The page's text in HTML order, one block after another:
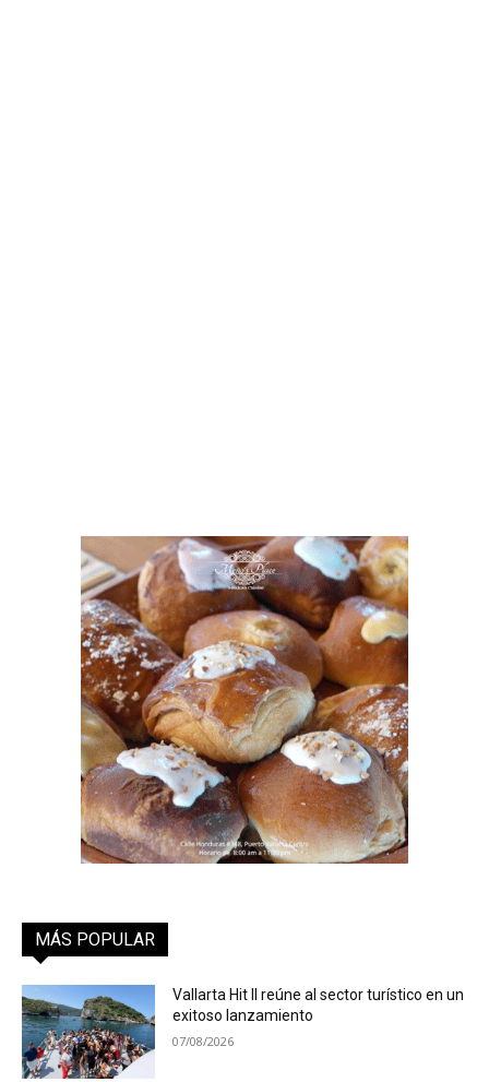
MÁS POPULAR
Vallarta Hit II reúne al sector turístico en un
exitoso lanzamiento
07/08/2026